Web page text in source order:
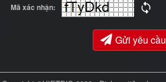
Mã xác nhận:
Gửi yêu cầu